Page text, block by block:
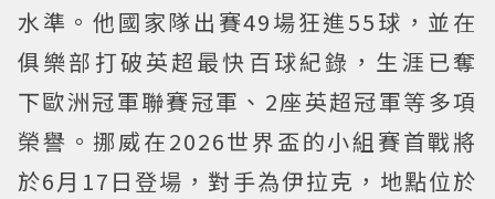
水準。他國家隊出賽49場狂進55球，並在
俱樂部打破英超最快百球紀錄，生涯已奪
下歐洲冠軍聯賽冠軍、2座英超冠軍等多項
榮譽。挪威在2026世界盃的小組賽首戰將
於6月17日登場，對手為伊拉克，地點位於